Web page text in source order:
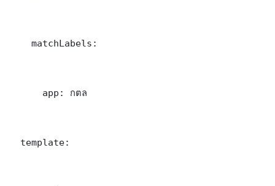
    matchLabels:
      app: กตล
  template: